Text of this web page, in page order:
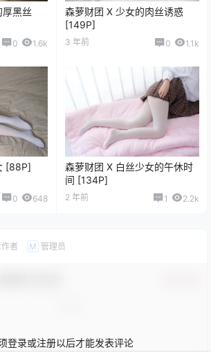
黑丝
0 1.6k
森萝财团 X 少女的肉丝诱惑
[149P]
3 年前 0 1.1k
[88P]
0 648
森萝财团 X 白丝少女的午休时
间 [134P]
2 年前 1 2.2k
者 M 管理员
登录或注册以后才能发表评论